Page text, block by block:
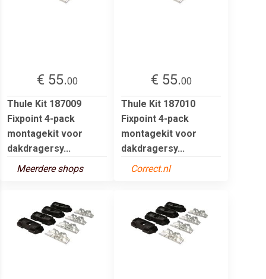
€ 55.00
Thule Kit 187009
Fixpoint 4-pack
montagekit voor
dakdragersy...
Meerdere shops
€ 55.00
Thule Kit 187010
Fixpoint 4-pack
montagekit voor
dakdragersy...
Correct.nl